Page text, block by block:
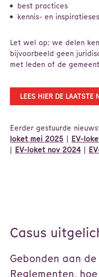
best practices
kennis- en
Let wel op: we delen
bijvoorbeeld geen
met leden of de
LEES HIER DE LAATSTE
Eerder gestuurde
loket mei 2025
EV-
EV-loket nov 2024
Casus
Gebonden aan
Reglementen,